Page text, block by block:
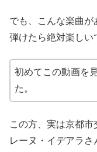
でも、こんな楽曲が
弾けたら絶対楽しい
初めてこの動画を
た。
この方、実は京都
レーヌ・イデアラさ